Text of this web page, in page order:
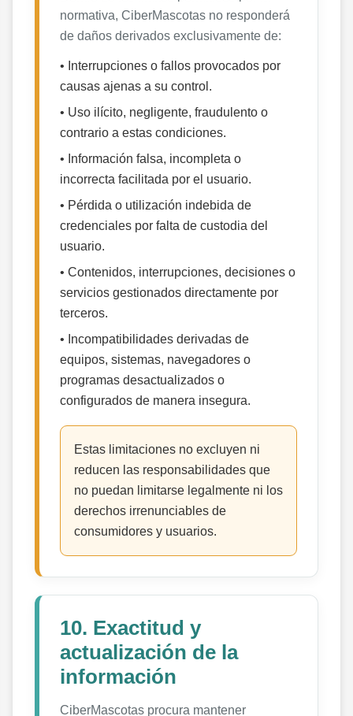
normativa, CiberMascotas no responderá
de daños derivados exclusivamente de:
• Interrupciones o fallos provocados por
causas ajenas a su control.
• Uso ilícito, negligente, fraudulento o
contrario a estas condiciones.
• Información falsa, incompleta o
incorrecta facilitada por el usuario.
• Pérdida o utilización indebida de
credenciales por falta de custodia del
usuario.
• Contenidos, interrupciones, decisiones o
servicios gestionados directamente por
terceros.
• Incompatibilidades derivadas de
equipos, sistemas, navegadores o
programas desactualizados o
configurados de manera insegura.
Estas limitaciones no excluyen ni
reducen las responsabilidades que
no puedan limitarse legalmente ni los
derechos irrenunciables de
consumidores y usuarios.
10. Exactitud y
actualización de la
información
CiberMascotas procura mantener